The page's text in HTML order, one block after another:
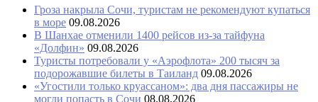
Гроза накрыла Сочи, туристам не рекомендуют купаться
в море 09.08.2026
В Шанхае отменили 1400 рейсов из-за тайфуна
«Долфин» 09.08.2026
Туристы потребовали у «Аэрофлота» 200 тысяч за
подорожавшие билеты в Таиланд 09.08.2026
«Угостили только круассаном»: два дня пассажиры не
могли попасть в Сочи 08.08.2026